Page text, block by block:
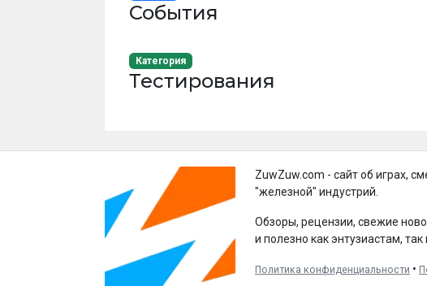
События
Категория
Тестирования
ZuwZuw.com - сайт об играх,
"железной" индустрий.
Обзоры, рецензии, свежие
и полезно как энтузиастам,
Политика конфиденциальности •